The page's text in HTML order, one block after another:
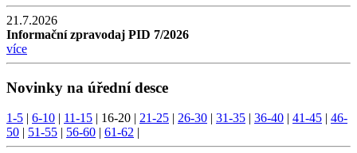
21.7.2026
Informační zpravodaj PID 7/2026
více
Novinky na úřední desce
1-5 6-10 11-15 16-20 21-25 26-30 31-35 36-40 41-45
46-
50
51-55 56-60 61-62